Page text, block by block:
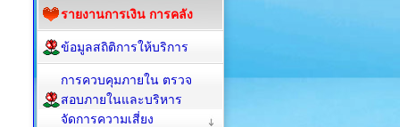
รายงานการเงิน การคลัง
ข้อมูลสถิติการให้บริการ
การควบคุมภายใน ตรวจ
สอบภายในและบริหาร
จัดการความเสี่ยง